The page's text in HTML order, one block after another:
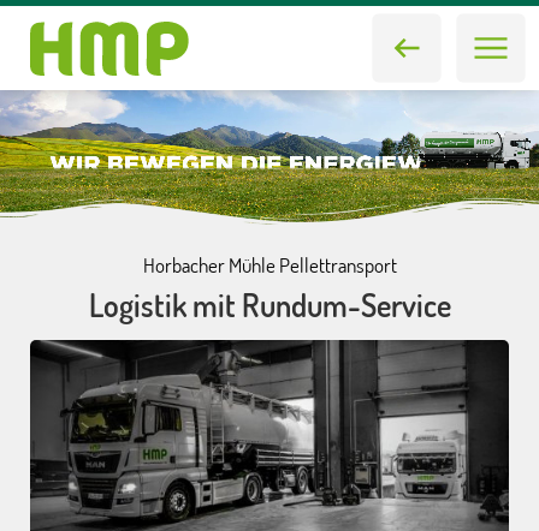
Horbacher Mühle Pellettransport
Logistik mit Rundum-Service